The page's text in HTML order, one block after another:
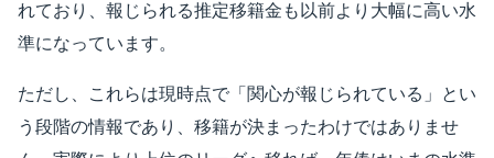
れており、報じられる推定移籍金も以前より大幅に高い水
準になっています。
ただし、これらは現時点で「関心が報じられている」とい
う段階の情報であり、移籍が決まったわけではありませ